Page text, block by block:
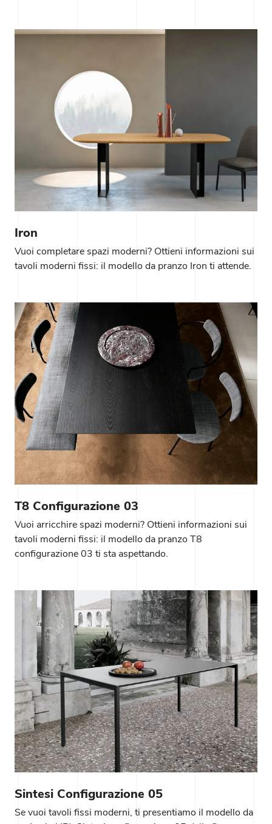
Iron
Vuoi completare spazi moderni? Ottieni informazioni sui
tavoli moderni fissi: il modello da pranzo Iron ti attende.
T8 Configurazione 03
Vuoi arricchire spazi moderni? Ottieni informazioni sui
tavoli moderni fissi: il modello da pranzo T8
configurazione 03 ti sta aspettando.
Sintesi Configurazione 05
Se vuoi tavoli fissi moderni, ti presentiamo il modello da